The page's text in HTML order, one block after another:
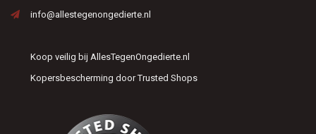
info@allestegenongedierte.nl
Koop veilig bij AllesTegenOngedierte.nl
Kopersbescherming door Trusted Shops